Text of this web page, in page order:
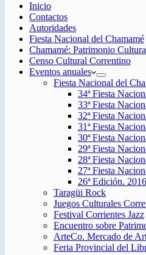
Inicio
Contactos
Autoridades
Fiesta Nacional del Chamamé
Chamamé: Patrimonio
Censo Cultural Correntino
Eventos anuales
Fiesta Nacional del
34ª Fiesta
33ª Fiesta
32ª Fiesta
31ª Fiesta
30ª Fiesta
29ª Fiesta
28ª Fiesta
27ª Fiesta
26ª Edición.
Taragüi Rock
Juegos Culturales
Festival Corrientes Jazz
Encuentro sobre
ArteCo. Mercado de
Feria Provincial del